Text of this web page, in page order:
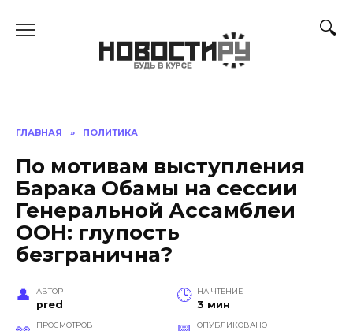
ГЛАВНАЯ » ПОЛИТИКА
По мотивам выступления
Барака Обамы на сессии
Генеральной Ассамблеи
ООН: глупость
безгранична?
АВТОР
pred
НА ЧТЕНИЕ
3 мин
ПРОСМОТРОВ ОПУБЛИКОВАНО